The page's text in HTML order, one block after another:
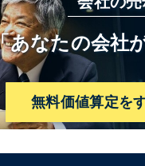
あなたの会社
無料価値算定を